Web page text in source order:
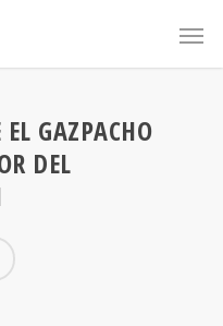
GAZPACHO
DEL